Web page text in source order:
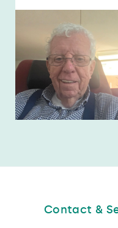
Contact &